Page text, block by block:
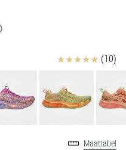
Beoordelingen(10)
Maattabel